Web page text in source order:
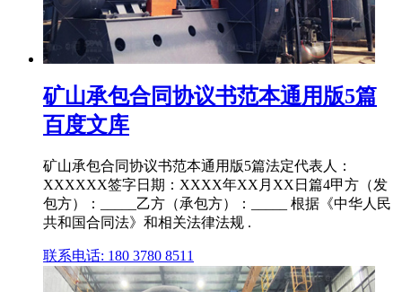
矿山承包合同协议书范本通用版5篇
百度文库
矿山承包合同协议书范本通用版5篇法定代表人：
XXXXXX签字日期：XXXX年XX月XX日篇4甲方（发
包方）：_____乙方（承包方）：_____ 根据《中华人民
共和国合同法》和相关法律法规 .
联系电话: 180 3780 8511